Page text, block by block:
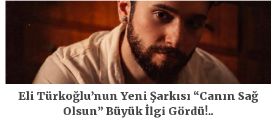
Eli Türkoğlu’nun Yeni Şarkısı “Canın Sağ
Olsun” Büyük İlgi Gördü!..